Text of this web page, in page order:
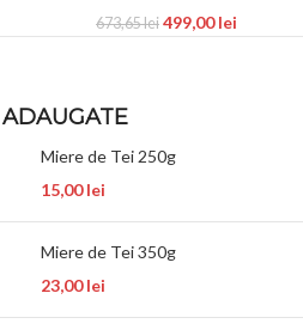
673,65lei 499,00lei
Miere de Tei 250g
15,00lei
Miere de Tei 350g
23,00lei